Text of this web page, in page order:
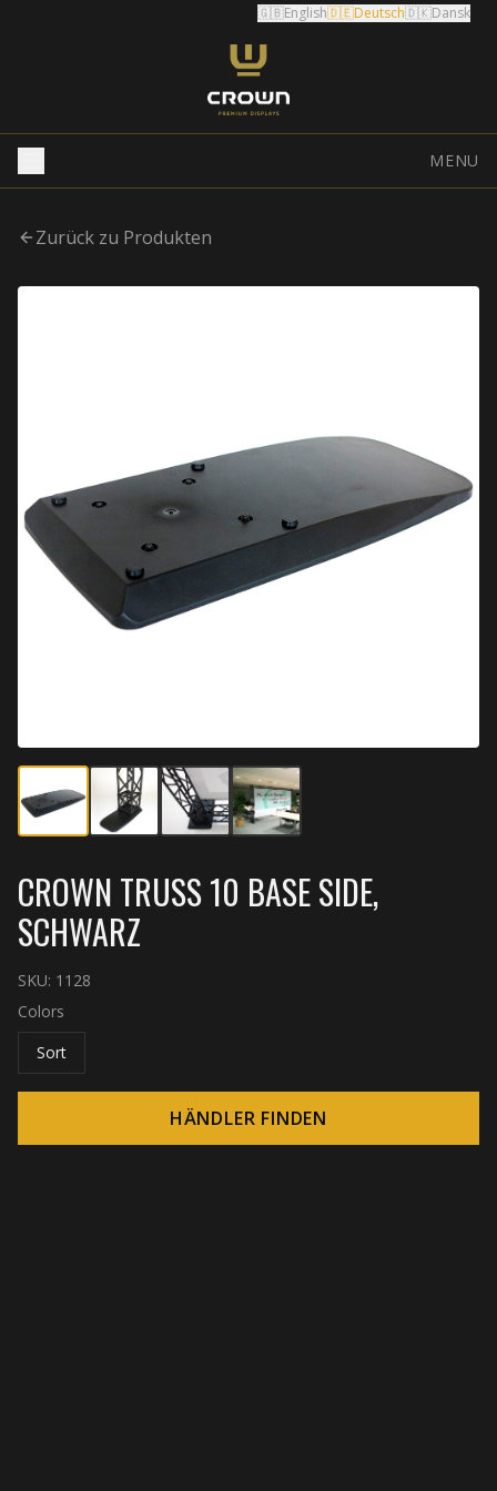
🇬🇧English🇩🇪Deutsch🇩🇰Dansk
MENU
Zurück zu Produkten
CROWN TRUSS 10 BASE SIDE,
SCHWARZ
SKU: 1128
Colors
Sort
HÄNDLER FINDEN